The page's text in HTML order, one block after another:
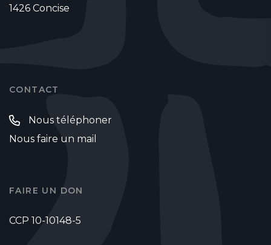
1426 Concise
CONTACT
Nous téléphoner
Nous faire un mail
FAIRE UN DON
CCP 10-10148-5